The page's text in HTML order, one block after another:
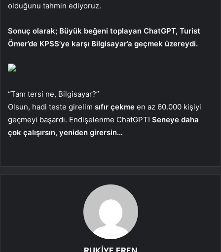
olduğunu tahmin ediyoruz.
Sonuç olarak; Büyük beğeni toplayan ChatGPT, Turist
Ömer’de KPSS’ye karşı Bilgisayar’a geçmek üzereydi.
“Tam tersi ne, Bilgisayar?”
Olsun, hadi teste girelim sıfır çekme en az 60.000 kişiyi
geçmeyi başardı. Endişelenme ChatGPT! Seneye daha
çok çalışırsın, yeniden girersin…